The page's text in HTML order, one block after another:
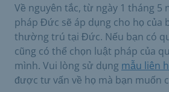
Về nguyên tắc, từ ngày 1 tháng 5
pháp Đức sẽ áp dụng cho họ của
thường trú tại Đức. Nếu bạn có
cũng có thể chọn luật pháp của
mình. Vui lòng sử dụng mẫu liên
được tư vấn về họ mà bạn muốn